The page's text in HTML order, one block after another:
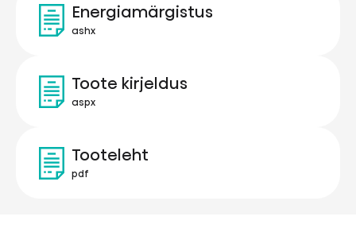
Energiamärgistus
ashx
Toote kirjeldus
aspx
Tooteleht
pdf